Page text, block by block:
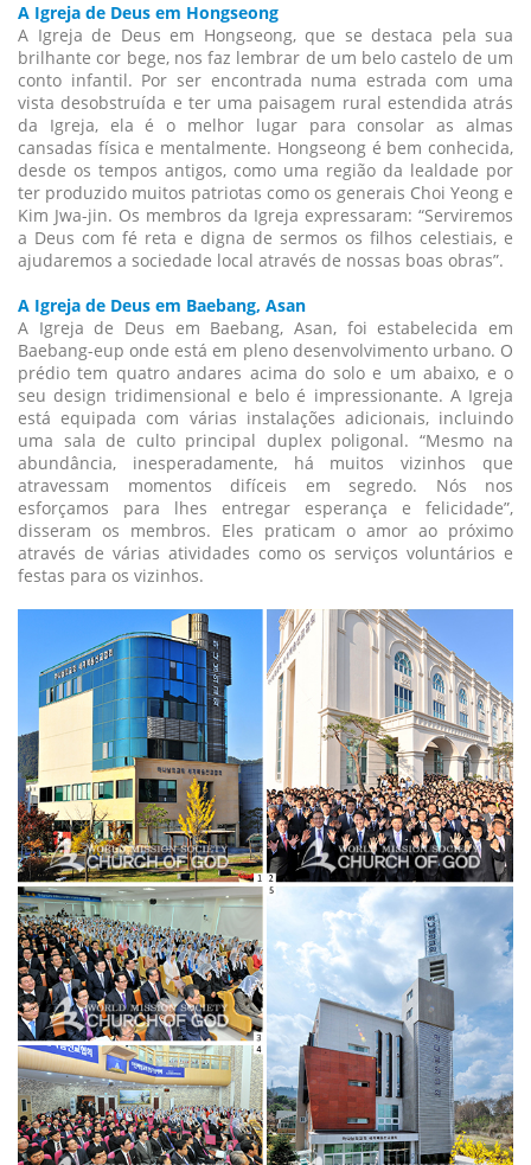
A Igreja de Deus em Hongseong
A Igreja de Deus em Hongseong, que se destaca pela sua
brilhante cor bege, nos faz lembrar de um belo castelo de um
conto infantil. Por ser encontrada numa estrada com uma
vista desobstruída e ter uma paisagem rural estendida atrás
da Igreja, ela é o melhor lugar para consolar as almas
cansadas física e mentalmente. Hongseong é bem conhecida,
desde os tempos antigos, como uma região da lealdade por
ter produzido muitos patriotas como os generais Choi Yeong e
Kim Jwa-jin. Os membros da Igreja expressaram: “Serviremos
a Deus com fé reta e digna de sermos os filhos celestiais, e
ajudaremos a sociedade local através de nossas boas obras”.
A Igreja de Deus em Baebang, Asan
A Igreja de Deus em Baebang, Asan, foi estabelecida em
Baebang-eup onde está em pleno desenvolvimento urbano. O
prédio tem quatro andares acima do solo e um abaixo, e o
seu design tridimensional e belo é impressionante. A Igreja
está equipada com várias instalações adicionais, incluindo
uma sala de culto principal duplex poligonal. “Mesmo na
abundância, inesperadamente, há muitos vizinhos que
atravessam momentos difíceis em segredo. Nós nos
esforçamos para lhes entregar esperança e felicidade”,
disseram os membros. Eles praticam o amor ao próximo
através de várias atividades como os serviços voluntários e
festas para os vizinhos.